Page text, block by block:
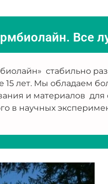
Все
стабильно
15 лет. Мы обладаем
и материалов
в научных